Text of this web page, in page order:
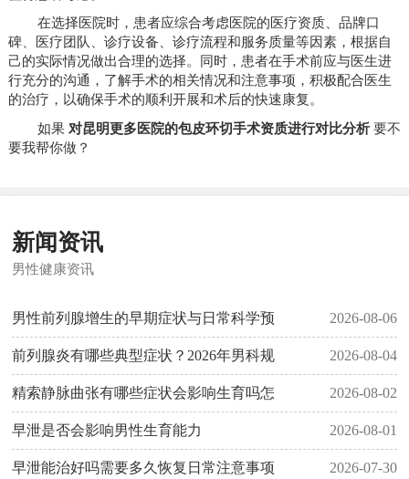
在选择医院时，患者应综合考虑医院的医疗资质、品牌口
碑、医疗团队、诊疗设备、诊疗流程和服务质量等因素，根据自
己的实际情况做出合理的选择。同时，患者在手术前应与医生进
行充分的沟通，了解手术的相关情况和注意事项，积极配合医生
的治疗，以确保手术的顺利开展和术后的快速康复。
如果 对昆明更多医院的包皮环切手术资质进行对比分析要不
要我帮你做？
新闻资讯
男性健康资讯
男性前列腺增生的早期症状与日常科学预 2026-08-06
前列腺炎有哪些典型症状？2026年男科规 2026-08-04
精索静脉曲张有哪些症状会影响生育吗怎 2026-08-02
早泄是否会影响男性生育能力 2026-08-01
早泄能治好吗需要多久恢复日常注意事项 2026-07-30